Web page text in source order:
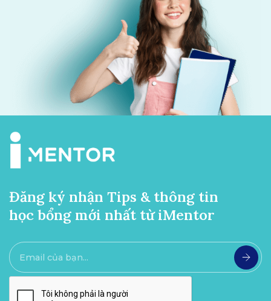
Đăng ký nhận Tips & thông tin
học bổng mới nhất từ iMentor